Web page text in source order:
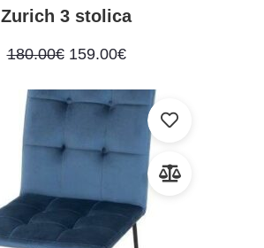
Zurich 3 stolica
180.00€ 159.00€